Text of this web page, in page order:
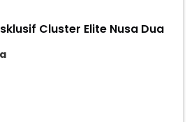
Cluster Elite Nusa Dua